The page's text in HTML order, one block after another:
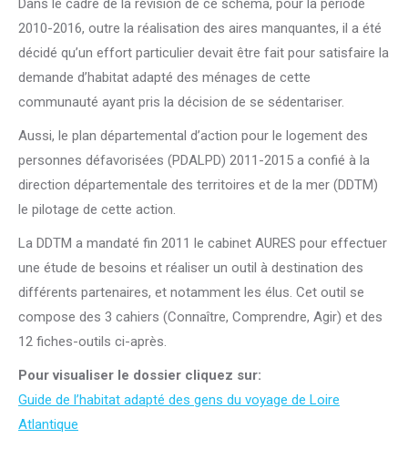
Dans le cadre de la révision de ce schéma, pour la période
2010-2016, outre la réalisation des aires manquantes, il a été
décidé qu’un effort particulier devait être fait pour satisfaire la
demande d’habitat adapté des ménages de cette
communauté ayant pris la décision de se sédentariser.
Aussi, le plan départemental d’action pour le logement des
personnes défavorisées (PDALPD) 2011-2015 a confié à la
direction départementale des territoires et de la mer (DDTM)
le pilotage de cette action.
La DDTM a mandaté fin 2011 le cabinet AURES pour effectuer
une étude de besoins et réaliser un outil à destination des
différents partenaires, et notamment les élus. Cet outil se
compose des 3 cahiers (Connaître, Comprendre, Agir) et des
12 fiches-outils ci-après.
Pour visualiser le dossier cliquez sur:
Guide de l’habitat adapté des gens du voyage de Loire
Atlantique